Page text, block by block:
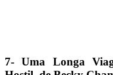
7- Uma Longa